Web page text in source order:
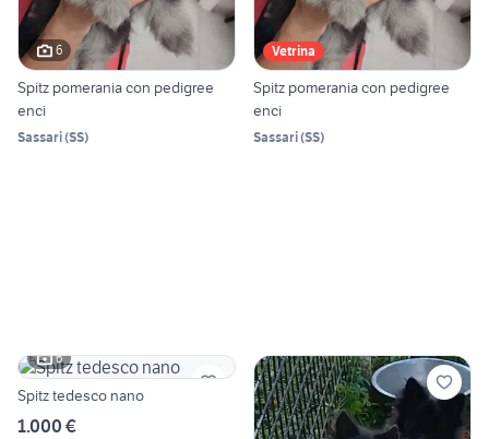
6
Spitz pomerania con pedigree
enci
Sassari(SS)
Vetrina
Spitz pomerania con pedigree
enci
Sassari(SS)
6
Spitz tedesco nano
1.000 €